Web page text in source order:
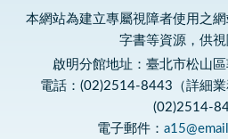
本網站為建立專屬視障者使用之
字書等資源，供
啟明分館地址：臺北市松山
電話：(02)2514-8443（詳細業
(02)2514-
電子郵件：